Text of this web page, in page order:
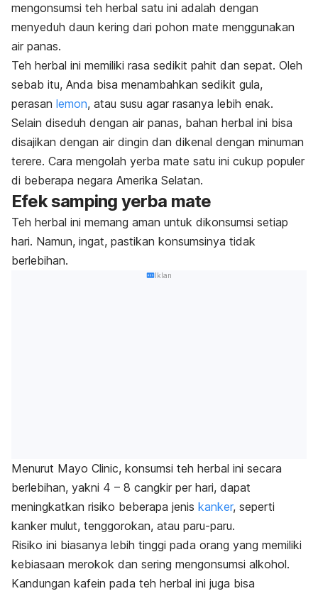
mengonsumsi teh herbal satu ini adalah dengan
menyeduh daun kering dari pohon mate menggunakan
air panas.
Teh herbal ini memiliki rasa sedikit pahit dan sepat. Oleh
sebab itu, Anda bisa menambahkan sedikit gula,
perasan lemon, atau susu agar rasanya lebih enak.
Selain diseduh dengan air panas, bahan herbal ini bisa
disajikan dengan air dingin dan dikenal dengan minuman
terere. Cara mengolah yerba mate satu ini cukup populer
di beberapa negara Amerika Selatan.
Efek samping yerba mate
Teh herbal ini memang aman untuk dikonsumsi setiap
hari. Namun, ingat, pastikan konsumsinya tidak
berlebihan.
Iklan
Menurut Mayo Clinic, konsumsi teh herbal ini secara
berlebihan, yakni 4 – 8 cangkir per hari, dapat
meningkatkan risiko beberapa jenis kanker, seperti
kanker mulut, tenggorokan, atau paru-paru.
Risiko ini biasanya lebih tinggi pada orang yang memiliki
kebiasaan merokok dan sering mengonsumsi alkohol.
Kandungan kafein pada teh herbal ini juga bisa